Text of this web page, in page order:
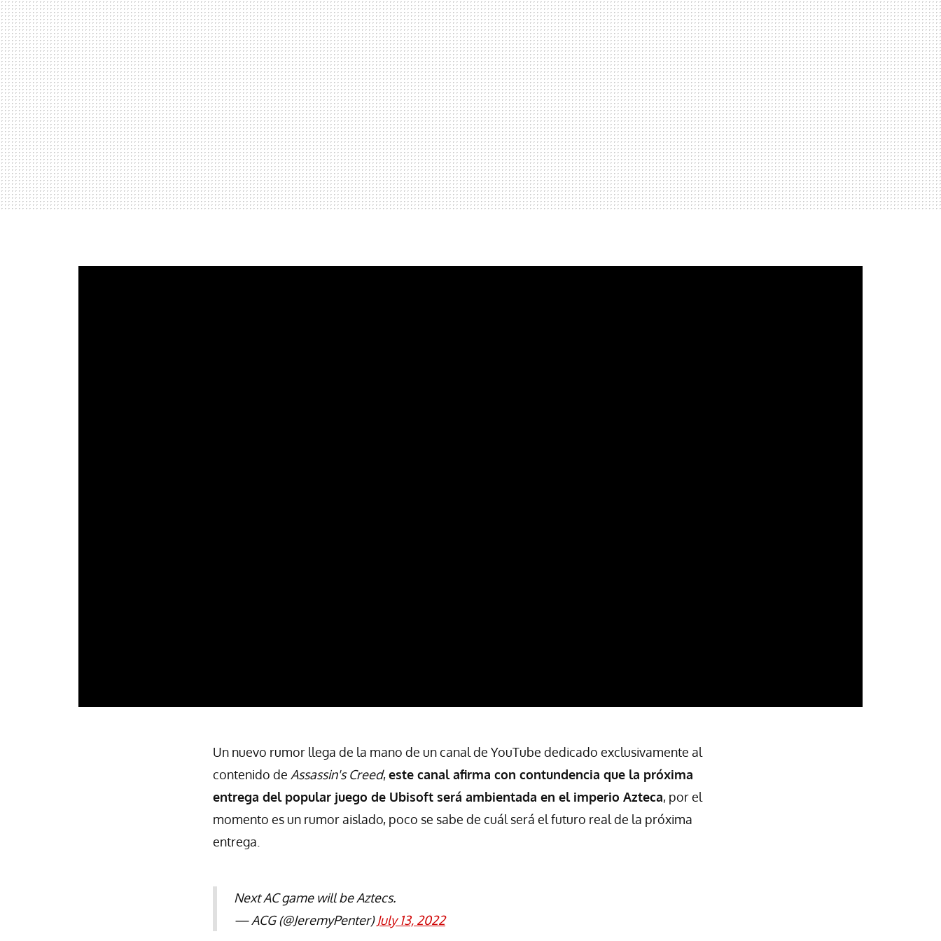
Un nuevo rumor llega de la mano de un canal de YouTube dedicado exclusivamente al
contenido de Assassin's Creed,este canal afirma con contundencia que la próxima
entrega del popular juego de Ubisoft será ambientada en el imperio Azteca, por el
momento es un rumor aislado, poco se sabe de cuál será el futuro real de la próxima
entrega.
Next AC game will be Aztecs.
— ACG (@JeremyPenter)July 13, 2022